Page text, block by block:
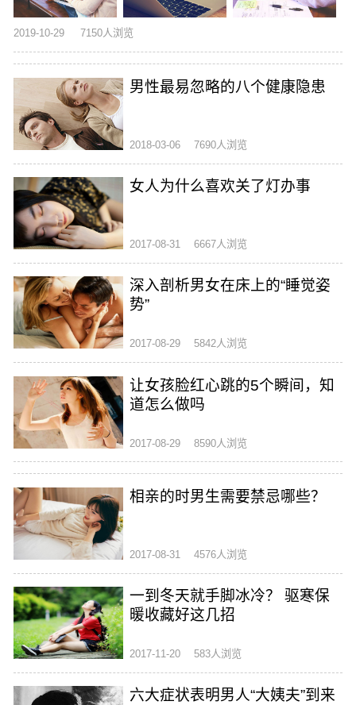
2019-10-29 7150人浏览
男性最易忽略的八个健康隐患
2018-03-06 7690人浏览
女人为什么喜欢关了灯办事
2017-08-31 6667人浏览
深入剖析男女在床上的“睡觉姿
势”
2017-08-29 5842人浏览
让女孩脸红心跳的5个瞬间，知
道怎么做吗
2017-08-29 8590人浏览
相亲的时男生需要禁忌哪些？
2017-08-31 4576人浏览
一到冬天就手脚冰冷？ 驱寒保
暖收藏好这几招
2017-11-20 583人浏览
六大症状表明男人“大姨夫”到来